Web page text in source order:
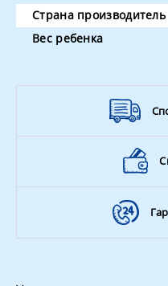
Страна производитель
Вес ребенка